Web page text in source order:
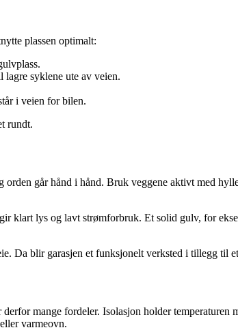
plassen optimalt:
syklene ute av veien.
i veien for bilen.
rundt.
går hånd i hånd. Bruk veggene aktivt med
klart lys og lavt strømforbruk. Et solid gulv, for
Da blir garasjen et funksjonelt verksted i tillegg til
mange fordeler. Isolasjon holder
varmeovn.